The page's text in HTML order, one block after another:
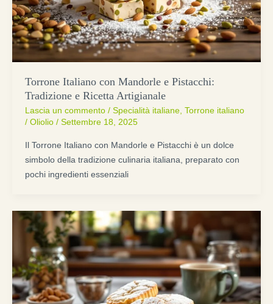
Torrone Italiano con Mandorle e Pistacchi:
Tradizione e Ricetta Artigianale
Lascia un commento / Specialità italiane, Torrone italiano
/ Oliolio / Settembre 18, 2025
Il Torrone Italiano con Mandorle e Pistacchi è un dolce
simbolo della tradizione culinaria italiana, preparato con
pochi ingredienti essenziali